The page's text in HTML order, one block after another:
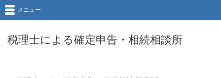
税理士による確定申告・相続相談所
メニュー